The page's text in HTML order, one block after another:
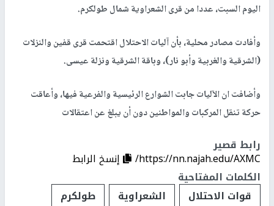
اليوم السبت، عددا من قرى الشعراوية شمال طولكرم.
وأفادت مصادر محلية، بأن آليات الاحتلال اقتحمت قرى قفين والنزلات
(الشرقية والغربية وأبو نار)، وباقة الشرقية ونزلة عيسى.
وأضافت ان الآليات جابت الشوارع الرئيسية والفرعية فيها، وأعاقت
حركة تنقل المركبات والمواطنين دون أن يبلغ عن اعتقالات
رابط قصير
https://nn.najah.edu/AXMC/
إنسخ الرابط
الكلمات المفتاحية
قوات الاحتلال
الشعراوية طولكرم